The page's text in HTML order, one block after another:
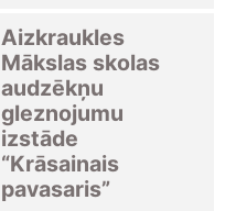
Aizkraukles
Mākslas skolas
audzēkņu
gleznojumu
izstāde
“Krāsainais
pavasaris”